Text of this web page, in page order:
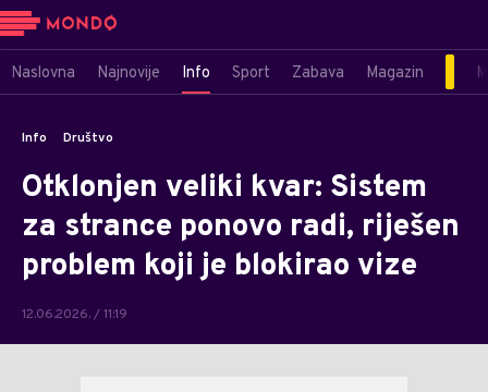
Naslovna Najnovije Info Sport Zabava Magazin
Info Društvo
Otklonjen veliki kvar: Sistem
za strance ponovo radi, riješen
problem koji je blokirao vize
12.06.2026. / 11:19